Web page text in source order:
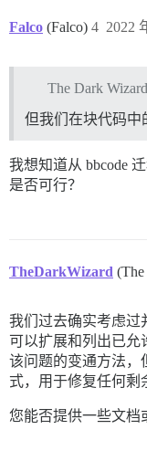
Falco (Falco) 2022
4
The Dark
但我们在块代码中
我想知道从 bbcode
是否可行？
TheDarkWizard
我们过去确实考虑过
可以扩展和列出已允
该问题的变通方法，
式，用于修复任何剩
您能否提供一些文档